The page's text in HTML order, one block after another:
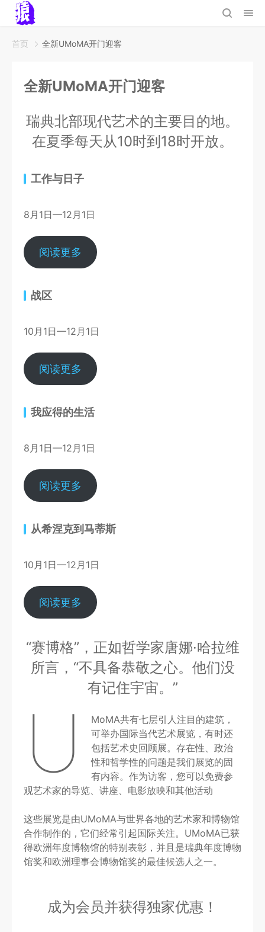
首页 全新UMoMA开门迎客
全新UMoMA开门迎客
瑞典北部现代艺术的主要目的地。
在夏季每天从10时到18时开放。
工作与日子
8月1日—12月1日
阅读更多
战区
10月1日—12月1日
阅读更多
我应得的生活
8月1日—12月1日
阅读更多
从希涅克到马蒂斯
10月1日—12月1日
阅读更多
“赛博格”，正如哲学家唐娜·哈拉维
所言，“不具备恭敬之心。他们没
有记住宇宙。”
U
MoMA共有七层引人注目的建筑，
可举办国际当代艺术展览，有时还
包括艺术史回顾展。存在性、政治
性和哲学性的问题是我们展览的固
有内容。作为访客，您可以免费参
观艺术家的导览、讲座、电影放映和其他活动
这些展览是由UMoMA与世界各地的艺术家和博物馆
合作制作的，它们经常引起国际关注。UMoMA已获
得欧洲年度博物馆的特别表彰，并且是瑞典年度博物
馆奖和欧洲理事会博物馆奖的最佳候选人之一。
成为会员并获得独家优惠！